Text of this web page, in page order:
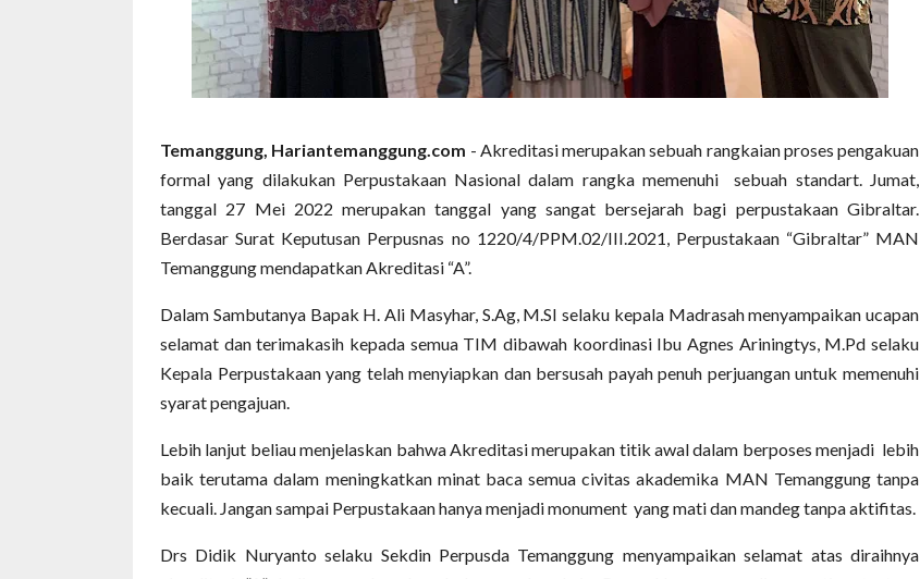
Temanggung, Hariantemanggung.com - Akreditasi merupakan sebuah rangkaian proses pengakuan
formal yang dilakukan Perpustakaan Nasional dalam rangka memenuhi sebuah standart. Jumat,
tanggal 27 Mei 2022 merupakan tanggal yang sangat bersejarah bagi perpustakaan Gibraltar.
Berdasar Surat Keputusan Perpusnas no 1220/4/PPM.02/III.2021, Perpustakaan “Gibraltar” MAN
Temanggung mendapatkan Akreditasi “A”.
Dalam Sambutanya Bapak H. Ali Masyhar, S.Ag, M.SI selaku kepala Madrasah menyampaikan ucapan
selamat dan terimakasih kepada semua TIM dibawah koordinasi Ibu Agnes Ariningtys, M.Pd selaku
Kepala Perpustakaan yang telah menyiapkan dan bersusah payah penuh perjuangan untuk memenuhi
syarat pengajuan.
Lebih lanjut beliau menjelaskan bahwa Akreditasi merupakan titik awal dalam berposes menjadi lebih
baik terutama dalam meningkatkan minat baca semua civitas akademika MAN Temanggung tanpa
kecuali. Jangan sampai Perpustakaan hanya menjadi monument yang mati dan mandeg tanpa aktifitas.
Drs Didik Nuryanto selaku Sekdin Perpusda Temanggung menyampaikan selamat atas diraihnya